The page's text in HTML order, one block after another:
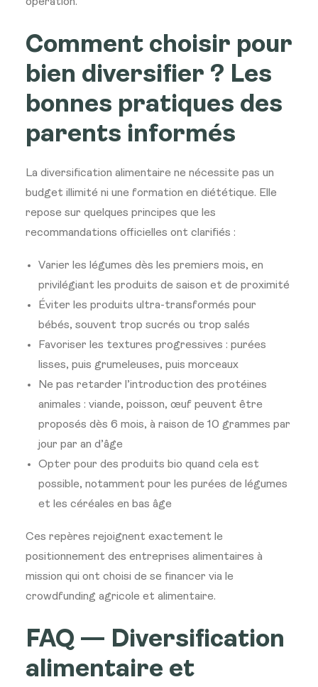
Comment choisir pour
bien diversifier ? Les
bonnes pratiques des
parents informés
La diversification alimentaire ne nécessite pas un
budget illimité ni une formation en diététique. Elle
repose sur quelques principes que les
recommandations officielles ont clarifiés :
Varier les légumes dès les premiers mois, en
privilégiant les produits de saison et de proximité
Éviter les produits ultra-transformés pour
bébés, souvent trop sucrés ou trop salés
Favoriser les textures progressives : purées
lisses, puis grumeleuses, puis morceaux
Ne pas retarder l’introduction des protéines
animales : viande, poisson, œuf peuvent être
proposés dès 6 mois, à raison de 10 grammes par
jour par an d’âge
Opter pour des produits bio quand cela est
possible, notamment pour les purées de légumes
et les céréales en bas âge
Ces repères rejoignent exactement le
positionnement des entreprises alimentaires à
mission qui ont choisi de se financer via le
crowdfunding agricole et alimentaire.
FAQ — Diversification
alimentaire et